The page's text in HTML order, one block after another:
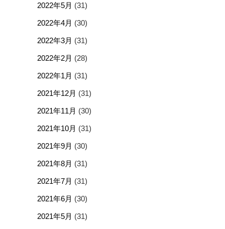
2022年5月 (31)
2022年4月 (30)
2022年3月 (31)
2022年2月 (28)
2022年1月 (31)
2021年12月 (31)
2021年11月 (30)
2021年10月 (31)
2021年9月 (30)
2021年8月 (31)
2021年7月 (31)
2021年6月 (30)
2021年5月 (31)